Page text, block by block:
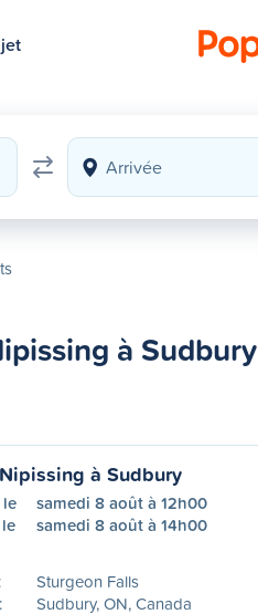
à Sudbury
à Sudbury
samedi 8 août à 12h00
samedi 8 août à 14h00
Sturgeon Falls
Sudbury, ON, Canada